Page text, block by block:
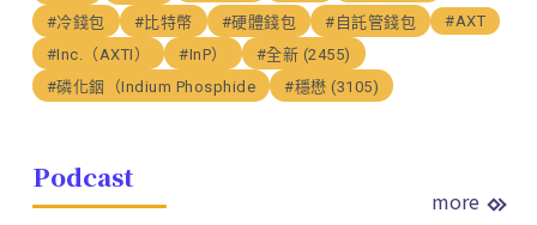
#冷錢包
#比特幣 #硬體錢包 #自託管錢包
#AXT
#Inc.（AXTI）
#InP）
#全新 (2455)
#磷化銦（Indium Phosphide
#穩懋 (3105)
Podcast
more